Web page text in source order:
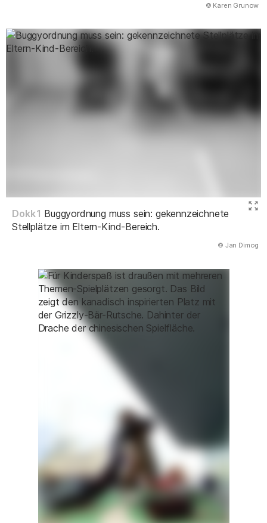
© Karen Grunow
Dokk1 Buggyordnung muss sein: gekennzeichnete
Stellplätze im Eltern-Kind-Bereich.
© Jan Dimog